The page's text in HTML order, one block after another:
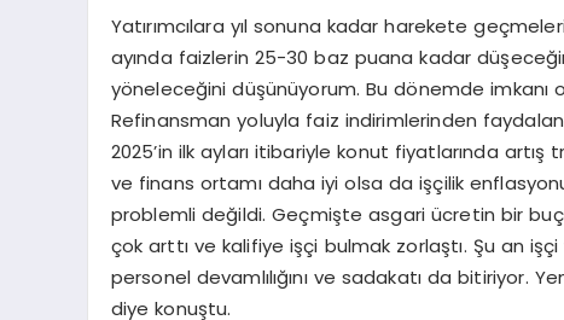
Yatırımcılara yıl sonuna kadar harekete
ayında faizlerin 25-30 baz puana kadar
yöneleceğini düşünüyorum. Bu dönemde imkanı
Refinansman yoluyla faiz indirimlerinden
2025’in ilk ayları itibariyle konut fiyatlarında
ve finans ortamı daha iyi olsa da işçilik
problemli değildi. Geçmişte asgari ücretin bir
çok arttı ve kalifiye işçi bulmak zorlaştı. Şu an
personel devamlılığını ve sadakatı da bitiriyor.
diye konuştu.